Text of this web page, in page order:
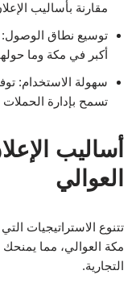
مقارنة بأساليب
توسيع نطاق
أكبر في مكة وما
سهولة الاستخدام:
تسمح بإدارة الحملات
أساليب
العوالي
تتنوع الاستراتيجيات
مكة العوالي، مما
التجارية.